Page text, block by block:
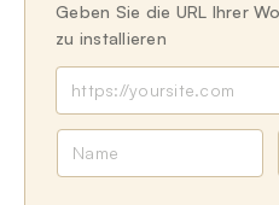
Geben Sie die URL Ihrer
zu installieren